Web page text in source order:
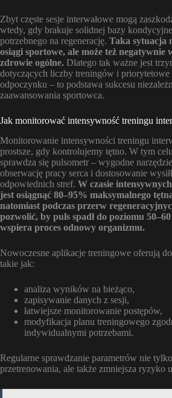
Zbyt częste sesje interwałowe mogą
wtedy, gdy brakuje solidnej bazy
potrzebnego na regenerację. Taka sytuacja
osiągi sportowe, ale może też negatywnie
zdrowie ogólne. Dlatego tak ważne jest
dotyczących liczby treningów i priorytetowe
odpoczynku – to podstawa sukcesu
zaawansowania sportowca.
Jak monitorować intensywność treningu
Monitorowanie intensywności treningu
prostsze, gdy kontrolujemy tętno. W tym
sprawdza się pulsometr – wygodne
obserwację pracy serca i dostosowanie
odpowiednich stref. W czasie
jest osiągnąć 80–95% maksymalnego
natomiast podczas przerw
pozwolić, by puls spadł do poziomu
wspiera proces odnowy organizmu.
Nowoczesne aplikacje treningowe oferują
takie jak:
analiza wyników na bieżąco,
zapisywanie danych z sesji,
łatwiejsze monitorowanie postępów,
modyfikacja planu treningowego
indywidualnymi potrzebami.
Regularne sprawdzanie parametrów nie
przetrenowania, ale także zmniejsza ryzyko